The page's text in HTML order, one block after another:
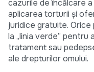
cazurile de încălcare
aplicarea torturii şi
juridice gratuite.
la „linia verde” pentru
tratament sau
ale drepturilor omului.